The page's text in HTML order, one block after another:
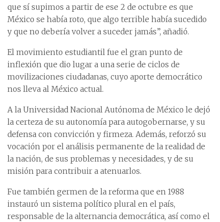
que sí supimos a partir de ese 2 de octubre es que
México se había roto, que algo terrible había sucedido
y que no debería volver a suceder jamás”, añadió.
El movimiento estudiantil fue el gran punto de
inflexión que dio lugar a una serie de ciclos de
movilizaciones ciudadanas, cuyo aporte democrático
nos lleva al México actual.
A la Universidad Nacional Autónoma de México le dejó
la certeza de su autonomía para autogobernarse, y su
defensa con convicción y firmeza. Además, reforzó su
vocación por el análisis permanente de la realidad de
la nación, de sus problemas y necesidades, y de su
misión para contribuir a atenuarlos.
Fue también germen de la reforma que en 1988
instauró un sistema político plural en el país,
responsable de la alternancia democrática, así como el